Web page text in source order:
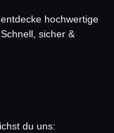
hochwertige
sicher &
du uns: